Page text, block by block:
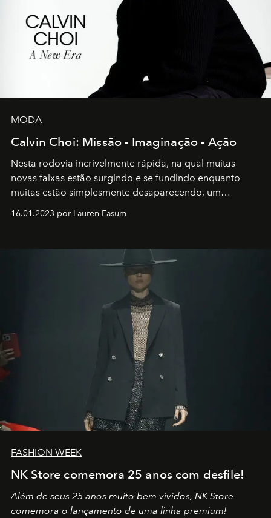
MODA
Calvin Choi: Missão - Imaginação - Ação
Nesta rodovia incrivelmente rápida, na qual muitas
novas faixas estão surgindo e se fundindo enquanto
muitas estão simplesmente desaparecendo, um
transportador AMTD abrindo caminho para muitos
por propósitos, com um claro senso de missão na vida e
16.01.2023 por Lauren Easum
FASHION WEEK
NK Store comemora 25 anos com desfile!
Além de seus 25 anos muito bem vividos, NK Store
comemora o lançamento de uma linha premium!